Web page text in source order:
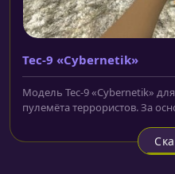
Tec-9 «Cybernetik»
Модель Tec-9 «Cybernetik»
пулемёта террористов. За